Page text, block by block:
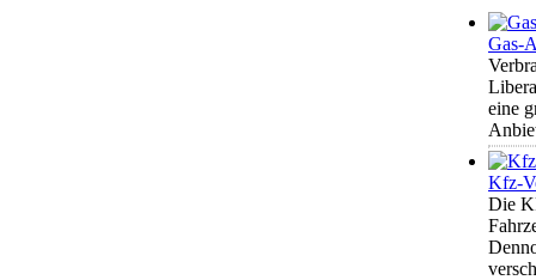
Gas-
eine
Kfz-
Die